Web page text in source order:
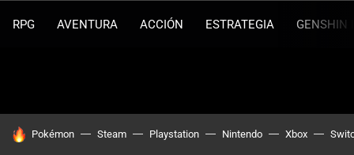
RPG AVENTURA ACCIÓN ESTRATEGIA GENSHIN
HOY SE HABLA DE
Pokémon Steam Playstation Nintendo Xbox